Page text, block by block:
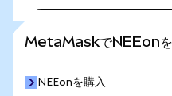
MetaMaskでNEEonを
NEEonを購入